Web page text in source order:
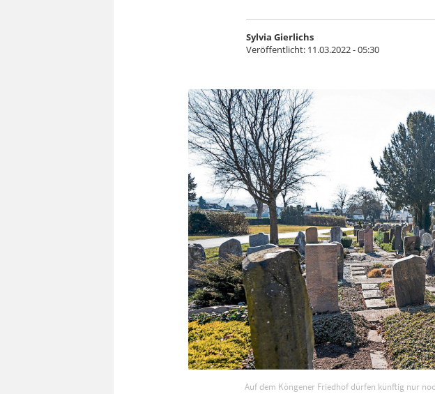
Sylvia Gierlichs
Veröffentlicht: 11.03.2022 - 05:30
Auf dem Köngener Friedhof dürfen künftig nur